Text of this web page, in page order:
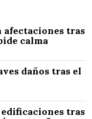
afectaciones tras
calma
daños tras el
tras